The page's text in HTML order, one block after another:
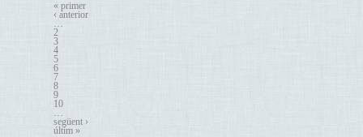
« primer
‹ anterior
…
2
3
4
5
6
7
8
9
10
…
següent ›
últim »